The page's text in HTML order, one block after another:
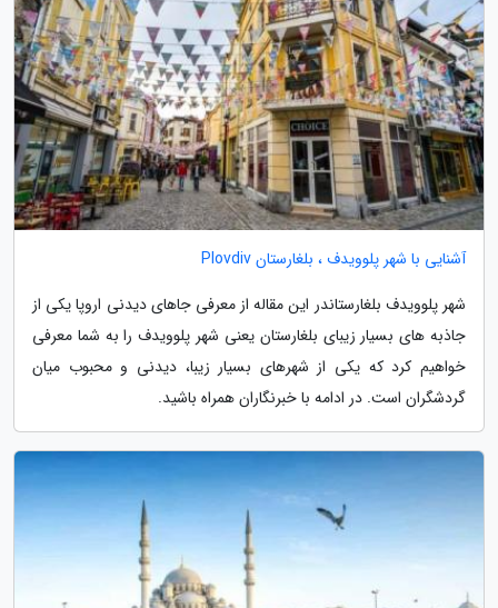
آشنایی با شهر پلوویدف ، بلغارستان Plovdiv
شهر پلوویدف بلغارستاندر این مقاله از معرفی جاهای دیدنی اروپا یکی از
جاذبه های بسیار زیبای بلغارستان یعنی شهر پلوویدف را به شما معرفی
خواهیم کرد که یکی از شهرهای بسیار زیبا، دیدنی و محبوب میان
گردشگران است. در ادامه با خبرنگاران همراه باشید.